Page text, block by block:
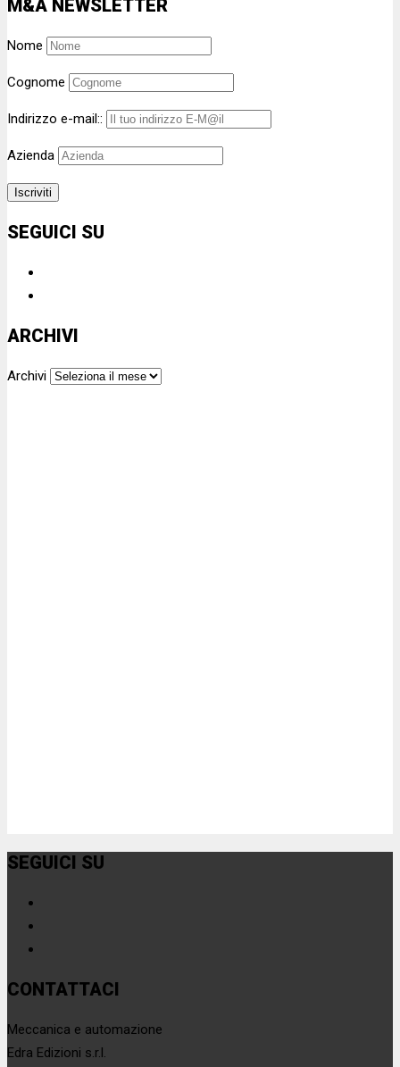
M&A NEWSLETTER
Nome
Cognome
Indirizzo e-mail::
Azienda
SEGUICI SU
ARCHIVI
Archivi
SEGUICI SU
CONTATTACI
Meccanica e automazione
Edra Edizioni s.r.l.